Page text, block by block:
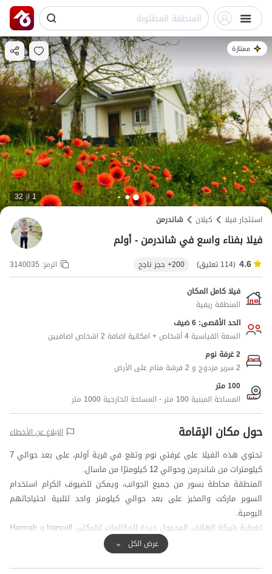
ممتازة
1 از 32
استئجار فيلا
کیلان شاندرمن
فيلا بفناء واسع في شاندرمن - أولم
4.6 (114 تعليق) 200+ حجز ناجح الرمز: 3140035
فيلا كامل المكان
المنطقة ريفية
الحد الأقصى: 6 ضيف
السعة القياسية 4 أشخاص + امكانية اضافة 2 اشخاص اضافيين
2 غرفة نوم
2 سرير مزدوج و 2 فرشة منام على الأرض
100 متر
المساحة المبنية 100 متر - المساحة الخارجية 1000 متر
حول مكان الإقامة الإبلاغ عن الأخطاء
تحتوي هذه الفيلا على غرفتي نوم وتقع في قرية أولم، على بعد حوالي 7
كيلومترات من شاندرمن وحوالي 12 كيلومترًا من ماسال.
المنطقة محاطة بسور من جميع الجوانب، ويمكن للضيوف الكرام استخدام
السوبر ماركت والمخبز على بعد حوالي كيلومتر واحد لتلبية احتياجاتهم
اليومية.
تغطية شبكة الهاتف المحمول جيدة للمكالمات لشركتي Irancell و Hamrah
تجدر الإشارة إلى أن حوالي 300 متر من الطريق المؤدي إلى الفيلا هو طريق
عرض الكل